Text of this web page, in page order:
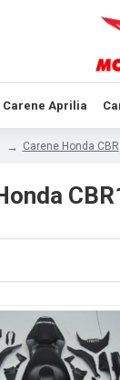
Carene Aprilia
Carene Honda CBR